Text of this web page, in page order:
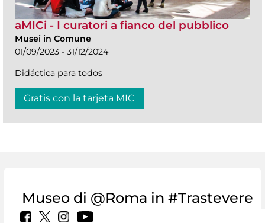
aMICi - I curatori a fianco del pubblico
Musei in Comune
01/09/2023 - 31/12/2024
Didáctica para todos
Gratis con la tarjeta MIC
Museo di @Roma in #Trastevere